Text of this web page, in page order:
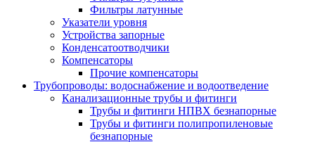
Фильтры латунные
Указатели уровня
Устройства запорные
Конденсатоотводчики
Компенсаторы
Прочие компенсаторы
Трубопроводы: водоснабжение и водоотведение
Канализационные трубы и фитинги
Трубы и фитинги НПВХ безнапорные
Трубы и фитинги полипропиленовые
безнапорные